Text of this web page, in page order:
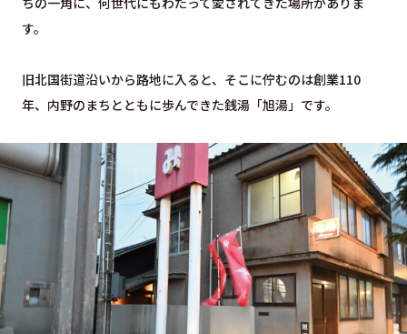
す。
旧北国街道沿いから路地に入ると、そこに佇むのは創業110
年、内野のまちとともに歩んできた銭湯「旭湯」です。